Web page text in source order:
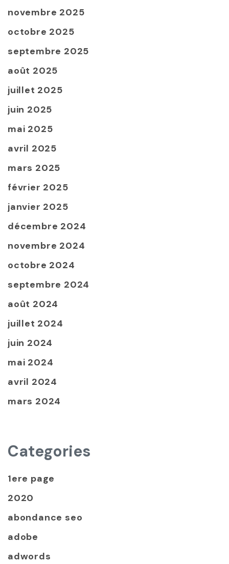
novembre 2025
octobre 2025
septembre 2025
août 2025
juillet 2025
juin 2025
mai 2025
avril 2025
mars 2025
février 2025
janvier 2025
décembre 2024
novembre 2024
octobre 2024
septembre 2024
août 2024
juillet 2024
juin 2024
mai 2024
avril 2024
mars 2024
Categories
1ere page
2020
abondance seo
adobe
adwords